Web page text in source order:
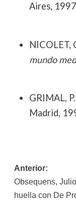
Aires,
NICOLET,
mundo
GRIMAL,
Madrid,
de
Anterior:
Obsequens,
huella con De